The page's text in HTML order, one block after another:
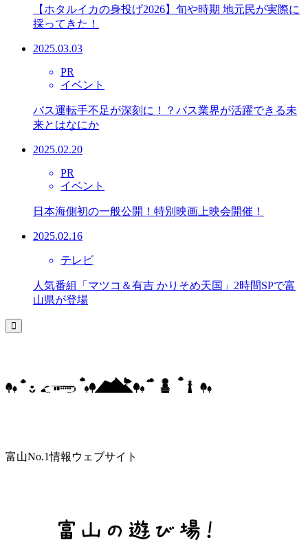
【ホタルイカの身投げ2026】旬や時期 地元民が実際に
採ってきた！
2025.03.03
PR
イベント
バス運転手不足が深刻に！？バス業界が活躍できる未
来とはなにか
2025.02.20
PR
イベント
日本海側初の一般公開！特別映画上映会開催！
2025.02.16
テレビ
人気番組「マツコ＆有吉 かりそめ天国」2時間SPで富
山県が登場
富山No.1情報ウェブサイト